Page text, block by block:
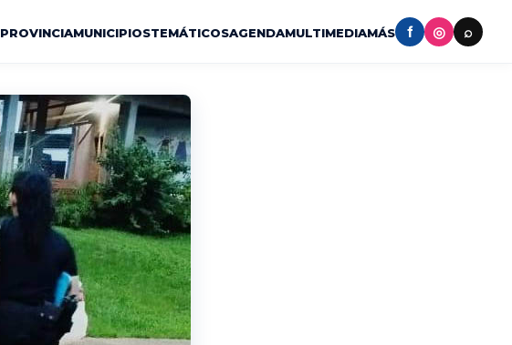
PROVINCIAMUNICIPIOSTEMÁTICOSAGENDAMULTIMEDIAMÁS f ◎ ⌕